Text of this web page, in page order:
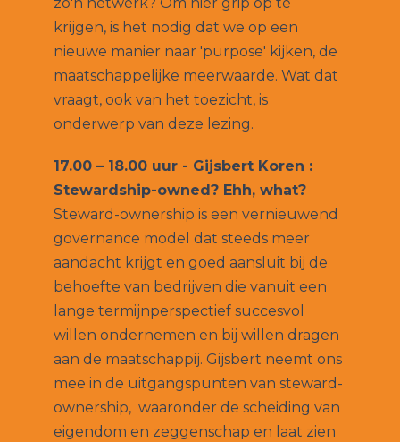
zo'n netwerk? Om hier grip op te
krijgen, is het nodig dat we op een
nieuwe manier naar 'purpose' kijken, de
maatschappelijke meerwaarde. Wat dat
vraagt, ook van het toezicht, is
onderwerp van deze lezing.
17.00 – 18.00 uur - Gijsbert Koren :
Stewardship-owned? Ehh, what?
Steward-ownership is een vernieuwend
governance model dat steeds meer
aandacht krijgt en goed aansluit bij de
behoefte van bedrijven die vanuit een
lange termijnperspectief succesvol
willen ondernemen en bij willen dragen
aan de maatschappij. Gijsbert neemt ons
mee in de uitgangspunten van steward-
ownership, waaronder de scheiding van
eigendom en zeggenschap en laat zien